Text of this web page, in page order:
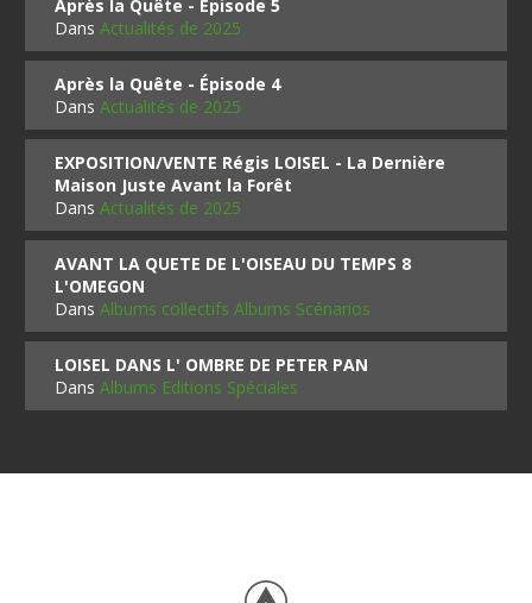
Après la Quête - Épisode 5
DansActualités de 2025
Après la Quête - Épisode 4
DansActualités de 2025
EXPOSITION/VENTE Régis LOISEL - La Dernière
Maison Juste Avant la Forêt
DansActualités de 2025
AVANT LA QUETE DE L'OISEAU DU TEMPS 8
L'OMEGON
DansAlbums collectifs Albums Scénarios
LOISEL DANS L' OMBRE DE PETER PAN
DansAlbums Editions Spéciales